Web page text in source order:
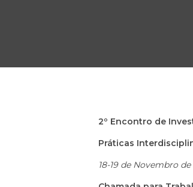
2º Encontro de
Práticas
18-19 de Novembro